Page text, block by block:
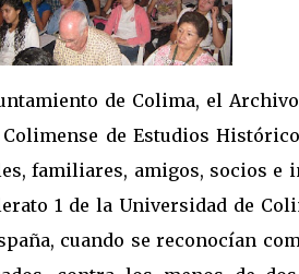
de Colima, el
de Estudios
familiares, amigos, socios e
1 de la Universidad de
cuando se reconocían